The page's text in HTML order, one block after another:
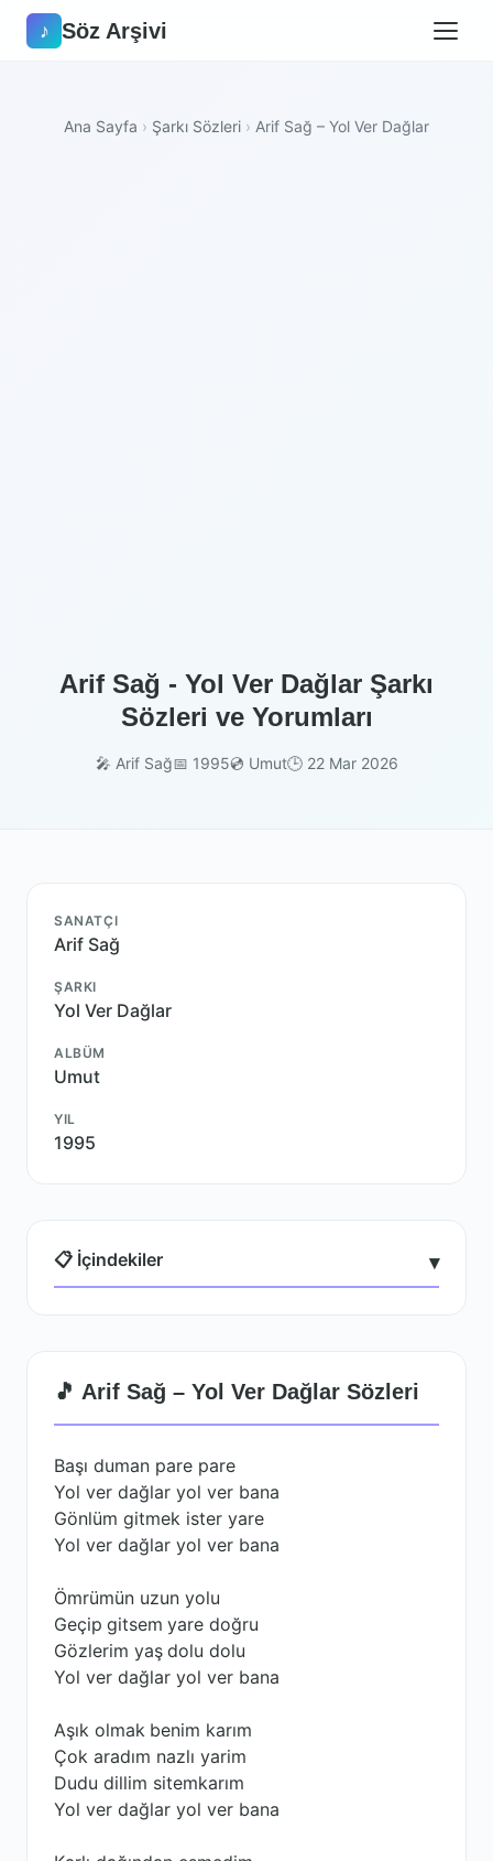
♪ Söz Arşivi
Ana Sayfa › Şarkı Sözleri › Arif Sağ – Yol Ver Dağlar
Arif Sağ - Yol Ver Dağlar Şarkı
Sözleri ve Yorumları
🎤 Arif Sağ📅 1995💿 Umut🕒 22 Mar 2026
SANATÇI
Arif Sağ
ŞARKI
Yol Ver Dağlar
ALBÜM
Umut
YIL
1995
📋 İçindekiler ▾
🎵 Arif Sağ – Yol Ver Dağlar Sözleri
Başı duman pare pare
Yol ver dağlar yol ver bana
Gönlüm gitmek ister yare
Yol ver dağlar yol ver bana
Ömrümün uzun yolu
Geçip gitsem yare doğru
Gözlerim yaş dolu dolu
Yol ver dağlar yol ver bana
Aşık olmak benim karım
Çok aradım nazlı yarim
Dudu dillim sitemkarım
Yol ver dağlar yol ver bana